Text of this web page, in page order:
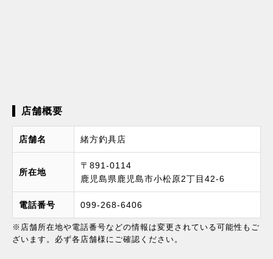
店舗概要
店舗名 緒方釣具店
所在地
〒891-0114
鹿児島県鹿児島市小松原2丁目42-6
電話番号 099-268-6406
※店舗所在地や電話番号などの情報は変更されている可能性もご
ざいます。必ず各店舗様にご確認ください。